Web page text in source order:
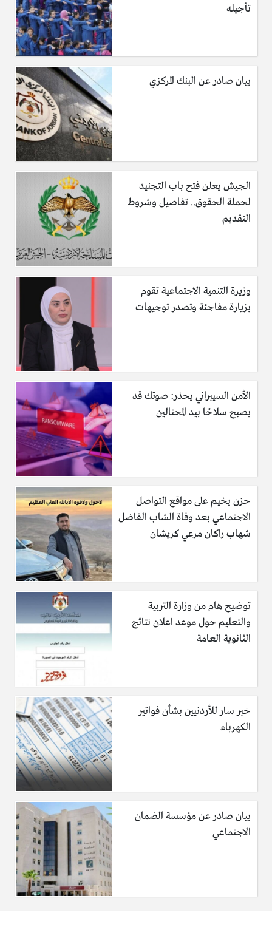
درجات الحرارة، أصبح اللاجئين والنازحون داخل الأراضي العراقية
في أمس الحاجة لمأوى لتجنب الصقيع والأمطار والعواصف
الثلجية، ونظراً لذلك من المنتظر أن يساهم تبرع مؤسسة القلب
الكبير بتوفير رزم المأوى الطارئ 1899 نازح من مدينة الموصل في
(unhcr)
تأجيله
بيان صادر عن البنك المركزي
الجيش يعلن فتح باب التجنيد
لحملة الحقوق.. تفاصيل وشروط
التقديم
وزيرة التنمية الاجتماعية تقوم
بزيارة مفاجئة وتصدر توجيهات
الأمن السيبراني يحذر: صوتك قد
يصبح سلاحًا بيد المحتالين
حزن يخيم على مواقع التواصل
الاجتماعي بعد وفاة الشاب الفاضل
شهاب راكان مرعي كريشان
توضيح هام من وزارة التربية
والتعليم حول موعد اعلان نتائج
الثانوية العامة
خبر سار للأردنيين بشأن فواتير
الكهرباء
بيان صادر عن مؤسسة الضمان
الاجتماعي